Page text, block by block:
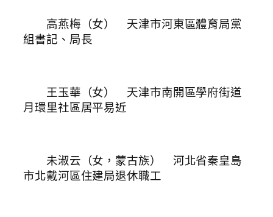
高燕梅（女） 天津市河東區體育局黨
組書記、局長
王玉華（女） 天津市南開區學府街道
月環里社區居平易近
未淑云（女，蒙古族） 河北省秦皇島
市北戴河區住建局退休職工